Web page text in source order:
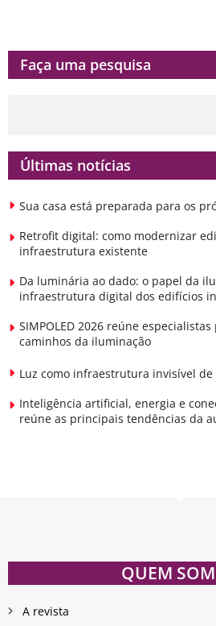
Faça uma pesquisa​​
Últimas notícias
Sua casa está preparada para os
Retrofit digital: como modernizar
infraestrutura existente
Da luminária ao dado: o papel da
infraestrutura digital dos edifícios
SIMPOLED 2026 reúne
caminhos da iluminação
Luz como infraestrutura invisível de
Inteligência artificial, energia e
reúne as principais tendências da
QUEM
A revista